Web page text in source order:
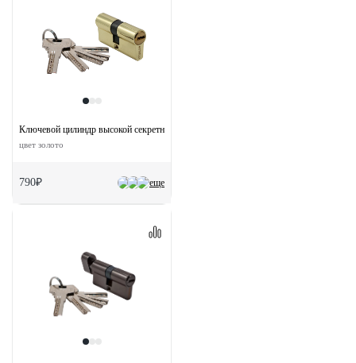
еще
Ключевой цилиндр высокой секретности HS 60C PG (60мм)
цвет золото
790₽